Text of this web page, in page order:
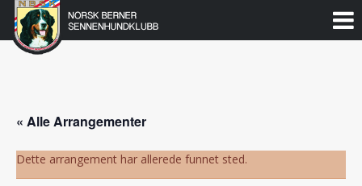
Gå
Norsk
Berner
« Alle Arrangementer
Dette arrangement har allerede funnet sted.